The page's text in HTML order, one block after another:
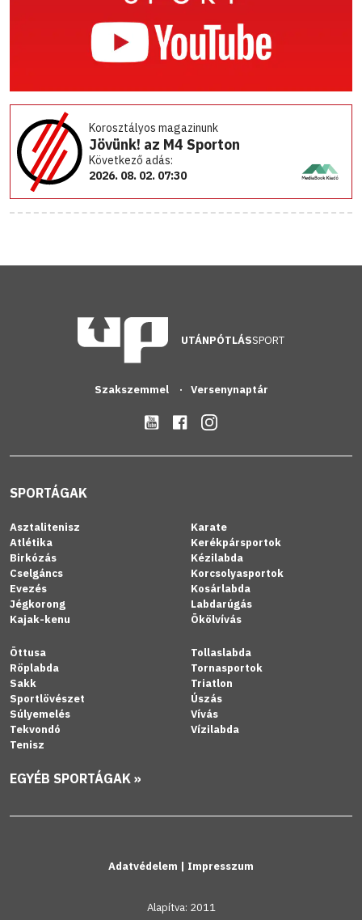
Korosztályos magazinunk
Jövünk! az M4 Sporton
Következő adás:
2026. 08. 02. 07:30
UTÁNPÓTLÁSSPORT
Szakszemmel Versenynaptár
SPORTÁGAK
Asztalitenisz
Atlétika
Birkózás
Cselgáncs
Evezés
Jégkorong
Kajak-kenu
Karate
Kerékpársportok
Kézilabda
Korcsolyasportok
Kosárlabda
Labdarúgás
Ökölvívás
Öttusa
Röplabda
Sakk
Sportlövészet
Súlyemelés
Tekvondó
Tenisz
Tollaslabda
Tornasportok
Triatlon
Úszás
Vívás
Vízilabda
EGYÉB SPORTÁGAK »
Adatvédelem | Impresszum
Alapítva: 2011